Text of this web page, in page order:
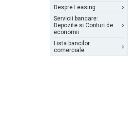
Despre Leasing
Servicii bancare:
Depozite si Conturi de
economii
Lista bancilor
comerciale